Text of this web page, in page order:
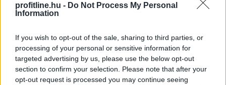
profitline.hu - Do Not Process My Personal
Information
If you wish to opt-out of the sale, sharing to third parties, or
processing of your personal or sensitive information for
targeted advertising by us, please use the below opt-out
section to confirm your selection. Please note that after your
opt-out request is processed you may continue seeing
kapcsolatos kommunikációja során.
Megosztás:
TOVÁBB